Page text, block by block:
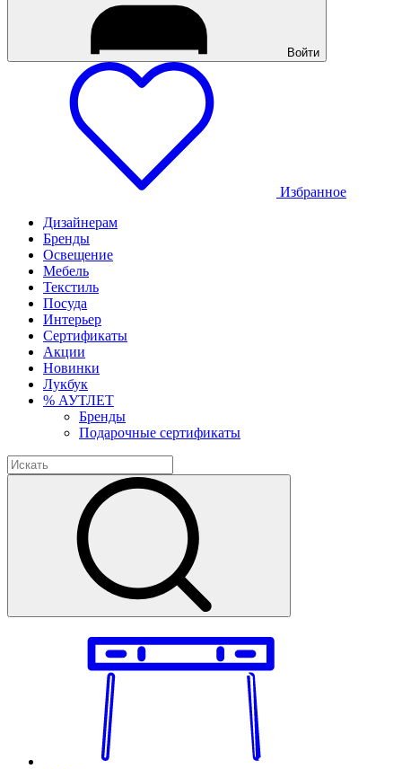
Войти
Избранное
Дизайнерам
Бренды
Освещение
Мебель
Текстиль
Посуда
Интерьер
Сертификаты
Акции
Новинки
Лукбук
% АУТЛЕТ
Бренды
Подарочные сертификаты